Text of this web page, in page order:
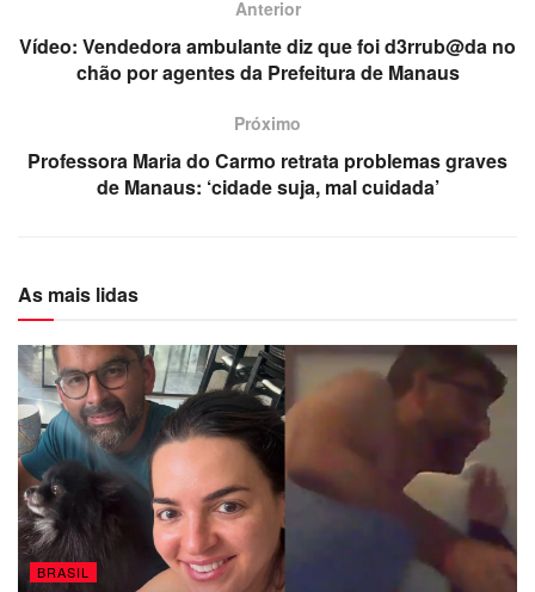
Anterior
Vídeo: Vendedora ambulante diz que foi d3rrub@da no
chão por agentes da Prefeitura de Manaus
Próximo
Professora Maria do Carmo retrata problemas graves
de Manaus: ‘cidade suja, mal cuidada’
As mais lidas
BRASIL